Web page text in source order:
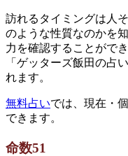
訪れるタイミングは人
のような性質なのかを
力を確認することがで
「ゲッターズ飯田の占
れます。
無料占いでは、現在・
できます。
命数51